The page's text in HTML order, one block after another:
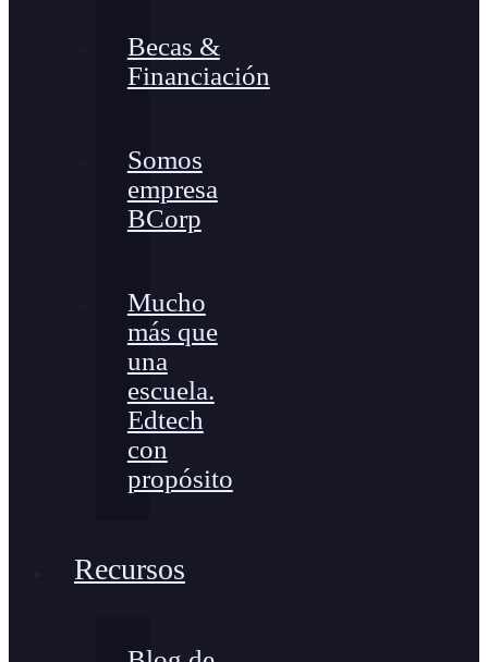
Becas &
Financiación
Somos
empresa
BCorp
Mucho
más que
una
escuela.
Edtech
con
propósito
Recursos